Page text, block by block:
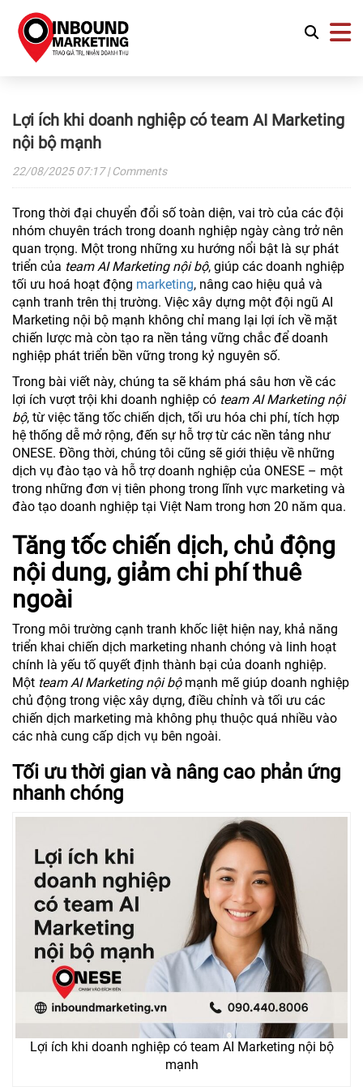
Lợi ích khi doanh nghiệp có team AI Marketing
nội bộ mạnh
22/08/202507:17| Comments
Trong thời đại chuyển đổi số toàn diện, vai trò của các đội
nhóm chuyên trách trong doanh nghiệp ngày càng trở nên
quan trọng. Một trong những xu hướng nổi bật là sự phát
triển của team AI Marketing nội bộ, giúp các doanh nghiệp
tối ưu hoá hoạt động marketing, nâng cao hiệu quả và
cạnh tranh trên thị trường. Việc xây dựng một đội ngũ AI
Marketing nội bộ mạnh không chỉ mang lại lợi ích về mặt
chiến lược mà còn tạo ra nền tảng vững chắc để doanh
nghiệp phát triển bền vững trong kỷ nguyên số.
Trong bài viết này, chúng ta sẽ khám phá sâu hơn về các
lợi ích vượt trội khi doanh nghiệp có team AI Marketing nội
bộ, từ việc tăng tốc chiến dịch, tối ưu hóa chi phí, tích hợp
hệ thống dễ mở rộng, đến sự hỗ trợ từ các nền tảng như
ONESE. Đồng thời, chúng tôi cũng sẽ giới thiệu về những
dịch vụ đào tạo và hỗ trợ doanh nghiệp của ONESE – một
trong những đơn vị tiên phong trong lĩnh vực marketing và
đào tạo doanh nghiệp tại Việt Nam trong hơn 20 năm qua.
Tăng tốc chiến dịch, chủ động
nội dung, giảm chi phí thuê
ngoài
Trong môi trường cạnh tranh khốc liệt hiện nay, khả năng
triển khai chiến dịch marketing nhanh chóng và linh hoạt
chính là yếu tố quyết định thành bại của doanh nghiệp.
Một team AI Marketing nội bộmạnh mẽ giúp doanh nghiệp
chủ động trong việc xây dựng, điều chỉnh và tối ưu các
chiến dịch marketing mà không phụ thuộc quá nhiều vào
các nhà cung cấp dịch vụ bên ngoài.
Tối ưu thời gian và nâng cao phản ứng
nhanh chóng
Lợi ích khi doanh nghiệp có team AI Marketing nội bộ
mạnh